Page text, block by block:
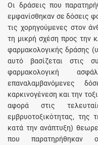
Οι δράσεις που
εμφανίσθηκαν σε δόσεις
τις χορηγούμενες στον
τη μικρή σχέση προς την
φαρμακολογικής δράσης
αυτό βασίζεται στις
φαρμακολογική
επαναλαμβανόμενες
καρκινογένεση και την
αφορά στις
εμβρυοτοξικότητας, της
κατά την ανάπτυξη)
που παρατηρήθηκαν